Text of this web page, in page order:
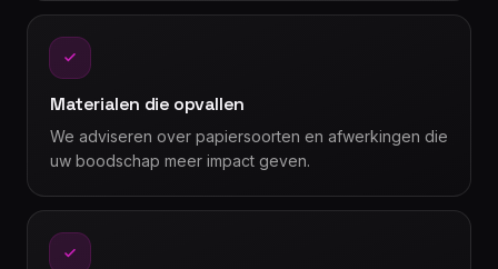
Materialen die opvallen
We adviseren over papiersoorten en afwerkingen die
uw boodschap meer impact geven.